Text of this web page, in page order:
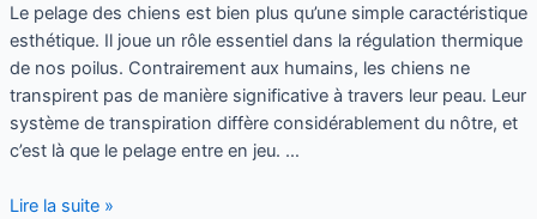
Le pelage des chiens est bien plus qu’une simple caractéristique
esthétique. Il joue un rôle essentiel dans la régulation thermique
de nos poilus. Contrairement aux humains, les chiens ne
transpirent pas de manière significative à travers leur peau. Leur
système de transpiration diffère considérablement du nôtre, et
c’est là que le pelage entre en jeu. …
Lire la suite »